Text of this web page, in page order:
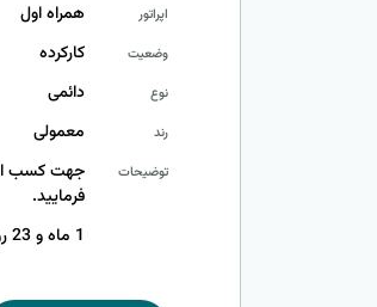
اپراتور همراه اول
وضعیت کارکرده
نوع دائمی
رند معمولی
توضیحات
فرمایید.
1 ماه و 23 روز خاموش (سند آماده انتقال)